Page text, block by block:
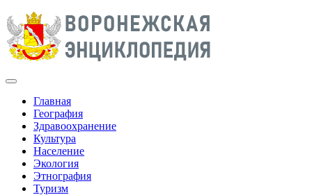
Главная
География
Здравоохранение
Культура
Население
Экология
Этнография
Туризм